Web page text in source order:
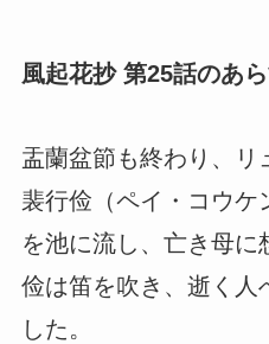
風起花抄 第25話のあ
盂蘭盆節も終わり、リ
裴行俭（ペイ・コウケ
を池に流し、亡き母
俭は笛を吹き、逝く人
した。